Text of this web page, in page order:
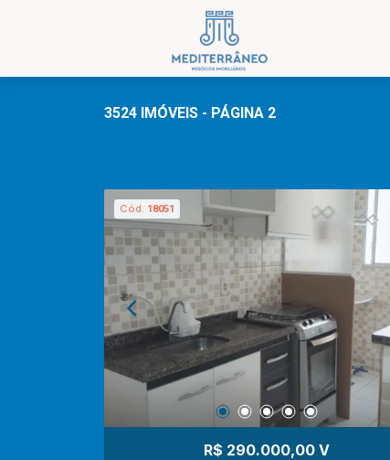
3524 IMÓVEIS - PÁGINA 2
Cód. 18051
R$ 290.000,00 V